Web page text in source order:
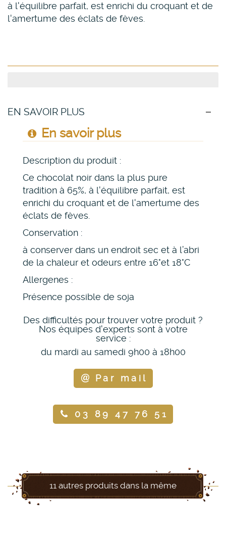
à l'équilibre parfait, est enrichi du croquant et de
l'amertume des éclats de fèves.
EN SAVOIR PLUS
En savoir plus
Description du produit :
Ce chocolat noir dans la plus pure
tradition à 65%, à l'équilibre parfait, est
enrichi du croquant et de l'amertume des
éclats de fèves.
Conservation :
à conserver dans un endroit sec et à l’abri
de la chaleur et odeurs entre 16°et 18°C
Allergenes :
Présence possible de soja
Des difficultés pour trouver votre produit ?
Nos équipes d'experts sont à votre
service :
du mardi au samedi 9h00 à 18h00
Par mail
03 89 47 76 51
11 autres produits dans la même